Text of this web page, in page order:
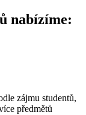
nabízíme:
zájmu studentů,
předmětů